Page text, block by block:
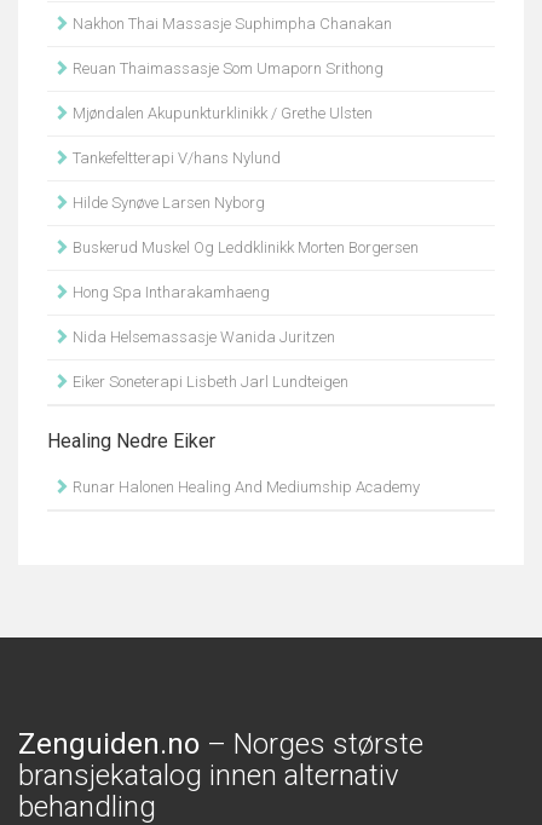
Nakhon Thai Massasje Suphimpha Chanakan
Reuan Thaimassasje Som Umaporn Srithong
Mjøndalen Akupunkturklinikk / Grethe Ulsten
Tankefeltterapi V/hans Nylund
Hilde Synøve Larsen Nyborg
Buskerud Muskel Og Leddklinikk Morten Borgersen
Hong Spa Intharakamhaeng
Nida Helsemassasje Wanida Juritzen
Eiker Soneterapi Lisbeth Jarl Lundteigen
Healing Nedre Eiker
Runar Halonen Healing And Mediumship Academy
Zenguiden.no – Norges største
bransjekatalog innen alternativ
behandling